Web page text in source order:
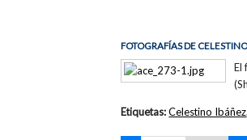
FOTOGRAFÍAS DE
El
Etiquetas:Celestino Ibáñez